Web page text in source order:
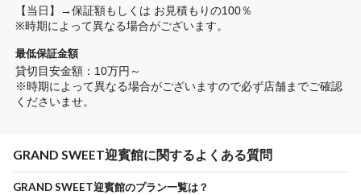
【当日】→保証額もしくは お見積もりの100％
※時期によって異なる場合がございます。
最低保証金額
貸切目安金額：10万円～
※時期によって異なる場合がございますので必ず店舗までご確認
くださいませ。
GRAND SWEET迎賓館に関するよくある質問
GRAND SWEET迎賓館のプラン一覧は？